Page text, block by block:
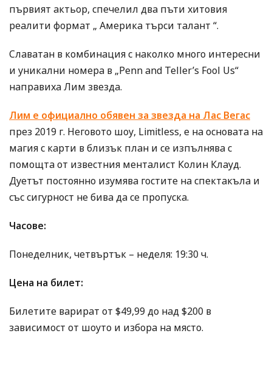
първият актьор, спечелил два пъти хитовия
реалити формат „ Америка търси талант “.
Славатан в комбинация с наколко много интересни
и уникални номера в „Penn and Teller’s Fool Us“
направиха Лим звезда.
Лим е официално обявен за звезда на Лас Вегас
през 2019 г. Неговото шоу, Limitless, е на основата на
магия с карти в близък план и се изпълнява с
помощта от известния менталист Колин Клауд.
Дуетът постоянно изумява гостите на спектакъла и
със сигурност не бива да се пропуска.
Часове:
Понеделник, четвъртък – неделя: 19:30 ч.
Цена на билет:
Билетите варират от $49,99 до над $200 в
зависимост от шоуто и избора на място.